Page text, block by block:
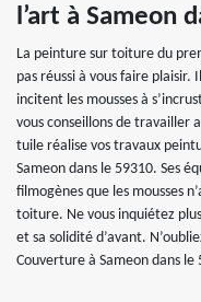
l’art à Sameon
La peinture sur toiture du
pas réussi à vous faire
incitent les mousses à
vous conseillons de travailler
tuile réalise vos travaux
Sameon dans le 59310. Ses
filmogènes que les mousses
toiture. Ne vous inquiétez
et sa solidité d’avant.
Couverture à Sameon dans le